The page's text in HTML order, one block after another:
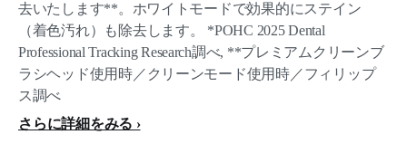
去いたします**。ホワイトモードで効果的にステイン
（着色汚れ）も除去します。 *POHC 2025 Dental
Professional Tracking Research調べ, **プレミアムクリーンブ
ラシヘッド使用時／クリーンモード使用時／フィリップ
ス調べ
さらに詳細をみる